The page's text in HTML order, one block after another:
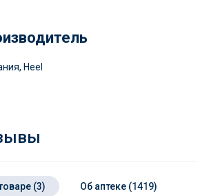
Heel
(3) Об аптеке (1419)